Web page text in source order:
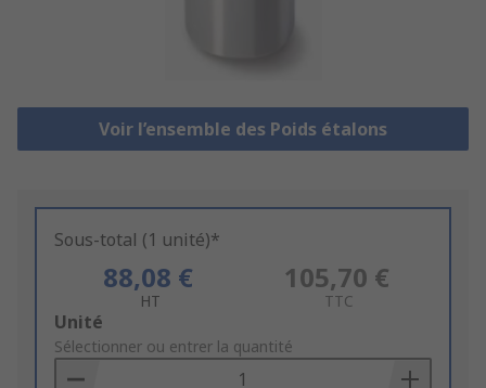
Voir l’ensemble des Poids étalons
Sous-total (1 unité)*
88,08 €
HT
105,70 €
TTC
Add
to
Basket
Unité
Sélectionner ou entrer la quantité